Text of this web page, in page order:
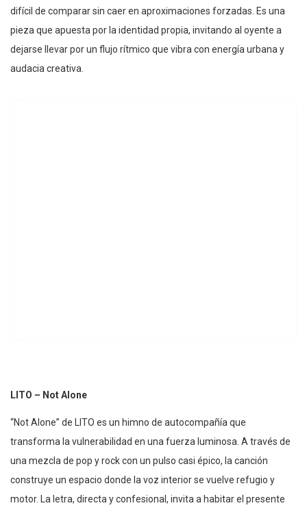
difícil de comparar sin caer en aproximaciones forzadas. Es una
pieza que apuesta por la identidad propia, invitando al oyente a
dejarse llevar por un flujo rítmico que vibra con energía urbana y
audacia creativa.
LITO – Not Alone
“Not Alone” de LITO es un himno de autocompañía que
transforma la vulnerabilidad en una fuerza luminosa. A través de
una mezcla de pop y rock con un pulso casi épico, la canción
construye un espacio donde la voz interior se vuelve refugio y
motor. La letra, directa y confesional, invita a habitar el presente